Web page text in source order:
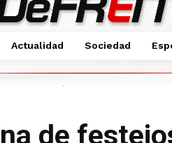
Actualidad Sociedad
Personas Mayores
de